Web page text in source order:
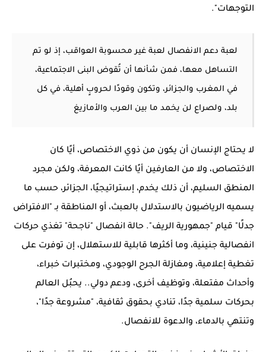
التوجهات".
لعبة دعم الانفصال لعبة غير محسوبة العواقب، إذ لو تم
التساهل معها، فمن شأنها أن تُقوض البنى الاجتماعية،
في المغرب والجزائر، وتكون وقودًا لحروبٍ أهلية، في كل
بلد، ولصراع لن يخمد ما بين العرب والأمازيغ
لا يحتاج الإنسان أن يكون من ذوي الاختصاص، أيًا كان
الاختصاص، ولا من العارفين أيًا كانت المعرفة، ولكن مجرد
المنطق السليم، أن ذلك يخدم، إستراتيجيًا، الجزائر، حسب ما
يسميه الرياضيون بالاستدلال بالعبث، أو المناطقة بـ "الافتراض
جدلًا" قيام "جمهورية الريف". حالة انفصال "ناجحة" تغذي حركات
انفصالية جنينية، وما أكثرها قابلية للاستهلال، إن توفرت على
تغطية إعلامية، ومغازلة الجرح الوجودي، ومختبرات خبراء،
وأحداث مفتعلة، وتوظيف أخرى، ودعم دولي.. يحبُل العالم
بحركات سلمية جدًا، تنادي بحقوق ثقافية، "مشروعة جدًا"،
وتنتهي بالدماء، والدعوة للانفصال.